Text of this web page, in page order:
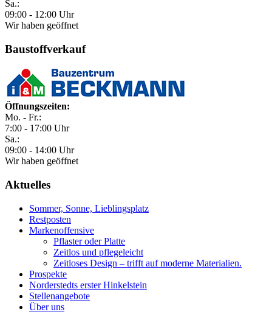
Sa.:
09:00 - 12:00 Uhr
Wir haben geöffnet
Baustoffverkauf
Öffnungszeiten:
Mo. - Fr.:
7:00 - 17:00 Uhr
Sa.:
09:00 - 14:00 Uhr
Wir haben geöffnet
Aktuelles
Sommer, Sonne, Lieblingsplatz
Restposten
Markenoffensive
Pflaster oder Platte
Zeitlos und pflegeleicht
Zeitloses Design – trifft auf moderne Materialien.
Prospekte
Norderstedts erster Hinkelstein
Stellenangebote
Über uns